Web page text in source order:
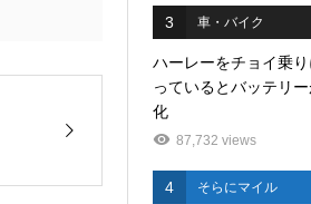
3 車・バイク
ハーレーをチョイ乗
っているとバッテリ
化
87,732 views
4 そらにマイル